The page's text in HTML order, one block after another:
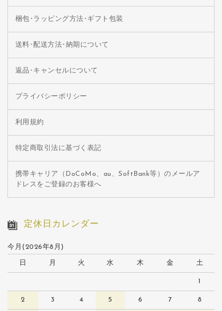
梱包･ラッピング方法･ギフト包装
送料･配送方法･納期について
返品･キャンセルについて
プライバシーポリシー
利用規約
特定商取引法に基づく表記
携帯キャリア（DoCoMo、au、SoftBank等）のメールア
ドレスをご登録のお客様へ
定休日カレンダー
今月(2026年8月)
日 月 火 水 木 金 土
1
2 3 4 5 6 7 8